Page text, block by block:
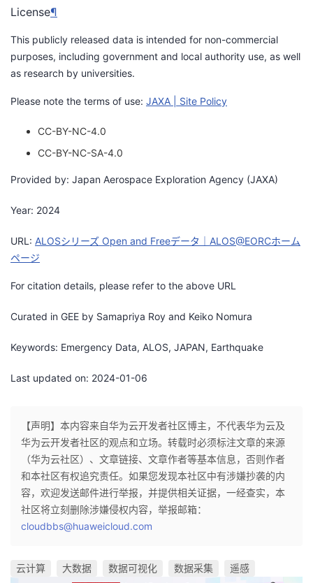
License¶
This publicly released data is intended for non-commercial
purposes, including government and local authority use, as well
as research by universities.
Please note the terms of use: JAXA | Site Policy
CC-BY-NC-4.0
CC-BY-NC-SA-4.0
Provided by: Japan Aerospace Exploration Agency (JAXA)
Year: 2024
URL: ALOSシリーズ Open and Freeデータ｜ALOS@EORCホーム
ページ
For citation details, please refer to the above URL
Curated in GEE by Samapriya Roy and Keiko Nomura
Keywords: Emergency Data, ALOS, JAPAN, Earthquake
Last updated on: 2024-01-06
【声明】本内容来自华为云开发者社区博主，不代表华为云及
华为云开发者社区的观点和立场。转载时必须标注文章的来源
（华为云社区）、文章链接、文章作者等基本信息，否则作者
和本社区有权追究责任。如果您发现本社区中有涉嫌抄袭的内
容，欢迎发送邮件进行举报，并提供相关证据，一经查实，本
社区将立刻删除涉嫌侵权内容，举报邮箱：
cloudbbs@huaweicloud.com
云计算 大数据 数据可视化 数据采集 遥感